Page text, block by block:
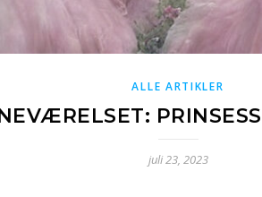
ALLE ARTIKLER
juli 23, 2023